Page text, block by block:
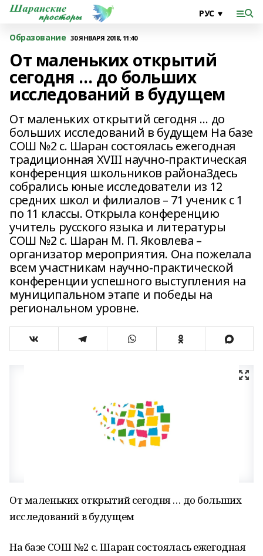
Образование 30 ЯНВАРЯ 2018, 11:40
От маленьких открытий
сегодня … до больших
исследований в будущем
От маленьких открытий сегодня … до
больших исследований в будущем На базе
СОШ №2 с. Шаран состоялась ежегодная
традиционная XVIII научно-практическая
конференция школьников районаЗдесь
собрались юные исследователи из 12
средних школ и филиалов – 71 ученик с 1
по 11 классы. Открыла конференцию
учитель русского языка и литературы
СОШ №2 с. Шаран М. П. Яковлева –
организатор мероприятия. Она пожелала
всем участникам научно-практической
конференции успешного выступления на
муниципальном этапе и победы на
региональном уровне.
От маленьких открытий сегодня … до больших
исследований в будущем
На базе СОШ №2 с. Шаран состоялась ежегодная